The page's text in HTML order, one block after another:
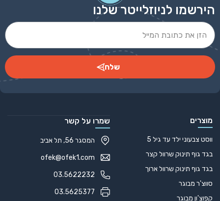
הירשמו לניוזלייטר שלנו
שלח
מוצרים
ווסט צבעוני ילד עד גיל 5
בגד גוף תינוק שרוול קצר
בגד גוף תינוק שרוול ארוך
סווצ'ר מבוגר
קפוצ'ון מבוגר
שמרו על קשר
המסגר 56, תל אביב
ofek@ofek1.com
03.5622232
03.5625377